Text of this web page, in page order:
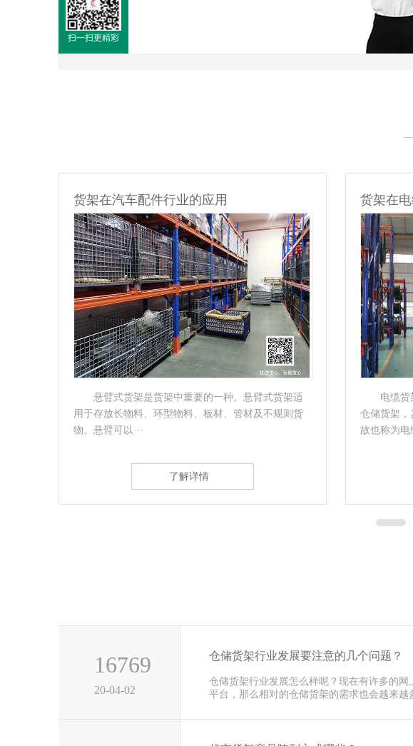
扫一扫更精彩
货架在电缆行业的应用
电缆货架是为存储电缆、线缆而设计制造的一种
仓储货架，其结构本身与悬臂式货架有着类似之处。
故也称为电缆···
16769
20-04-02
仓储货架行业发展要注意的几个问题？
仓储货架行业发展怎么样呢？现在有许多的网
平台，那么相对的仓储货架的需求也会越来越